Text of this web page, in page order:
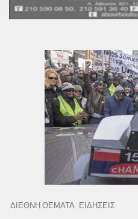
ΔΙΕΘΝΗ ΘΕΜΑΤΑ ΕΙΔΗΣΕΙΣ